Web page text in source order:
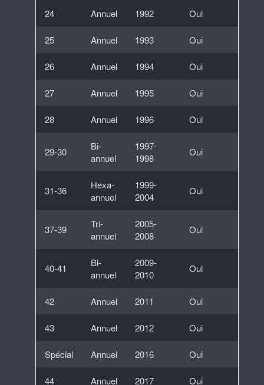
24 Annuel 1992 Oui
25 Annuel 1993 Oui
26 Annuel 1994 Oui
27 Annuel 1995 Oui
28 Annuel 1996 Oui
29-30
Bi-
annuel
1997-
1998
Oui
31-36
Hexa-
annuel
1999-
2004
Oui
37-39
Tri-
annuel
2005-
2008
Oui
40-41
Bi-
annuel
2009-
2010
Oui
42 Annuel 2011 Oui
43 Annuel 2012 Oui
Spécial Annuel 2016 Oui
44 Annuel 2017 Oui